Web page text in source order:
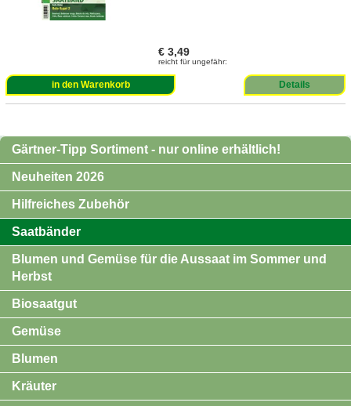
€ 3,49
reicht für ungefähr:
in den Warenkorb Details
Gärtner-Tipp Sortiment - nur online erhältlich!
Neuheiten 2026
Hilfreiches Zubehör
Saatbänder
Blumen und Gemüse für die Aussaat im Sommer und
Herbst
Biosaatgut
Gemüse
Blumen
Kräuter